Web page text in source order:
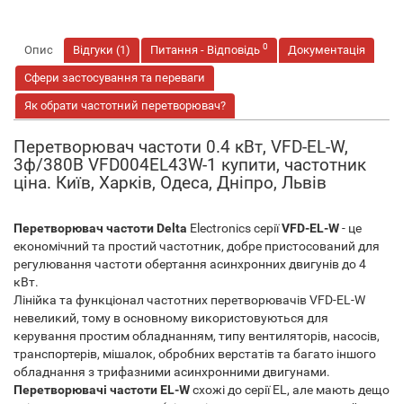
Опис Відгуки (1) Питання - Відповідь 0 Документація
Сфери застосування та переваги
Як обрати частотний перетворювач?
Перетворювач частоти 0.4 кВт, VFD-EL-W,
3ф/380В VFD004EL43W-1 купити, частотник
ціна. Київ, Харків, Одеса, Дніпро, Львів
Перетворювач частоти Delta Electronics серіїVFD-EL-W- це
економічний та простий частотник, добре пристосований для
регулювання частоти обертання асинхронних двигунів до 4
кВт.
Лінійка та функціонал частотних перетворювачів VFD-EL-W
невеликий, тому в основному використовуються для
керування простим обладнанням, типу вентиляторів, насосів,
транспортерів, мішалок, обробних верстатів та багато іншого
обладнання з трифазними асинхронними двигунами.
Перетворювачі частоти EL-Wсхожі до серії EL, але мають дещо